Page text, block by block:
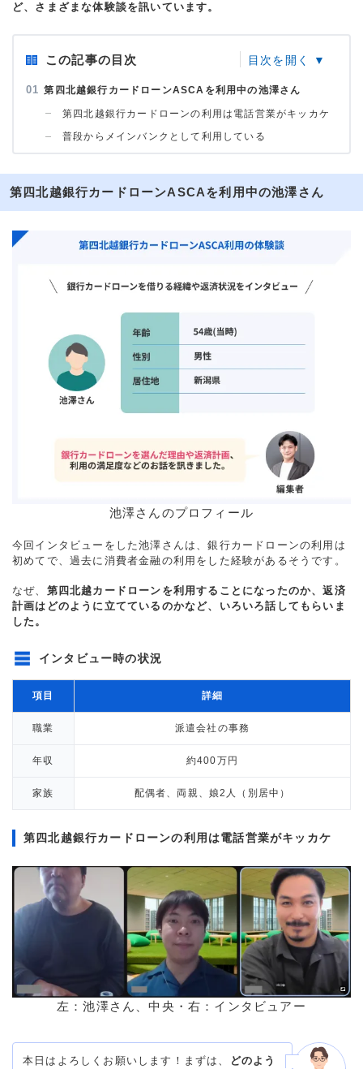
ど、さまざまな体験談を訊いています。
この記事の目次
第四北越銀行カードローンASCAを利用中の池澤さん
第四北越銀行カードローンの利用は電話営業がキッカケ
普段からメインバンクとして利用している
第四北越銀行カードローンASCAを利用中の池澤さん
池澤さんのプロフィール
今回インタビューをした池澤さんは、銀行カードローンの利用は
初めてで、過去に消費者金融の利用をした経験があるそうです。
なぜ、 第四北越カードローンを利用することになったのか、返済
計画はどのように立てているのかなど、いろいろ話してもらいま
した。
インタビュー時の状況
項目 詳細
職業 派遣会社の事務
年収 約400万円
家族 配偶者、両親、娘2人（別居中）
第四北越銀行カードローンの利用は電話営業がキッカケ
左：池澤さん、中央・右：インタビュアー
本日はよろしくお願いします！まずは、
どのよう